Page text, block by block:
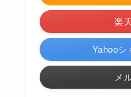
楽
Yahooシ
メ